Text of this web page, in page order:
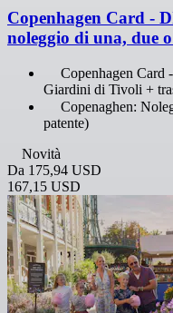
Copenhagen Card -
noleggio di una, due
Copenhagen
Giardini di Tivoli +
Copenaghen:
patente)
Novità
Da 175,94 USD
167,15 USD